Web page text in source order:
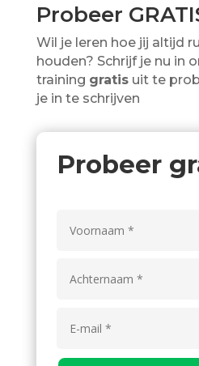
Probeer
Wil je leren hoe jij altijd
houden? Schrijf je nu in
training gratisuit te
je in te schrijven
Probeer